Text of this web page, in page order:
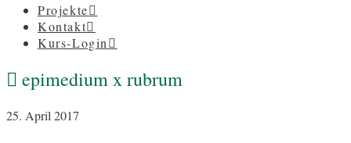
Projekte
Kontakt
Kurs-Login
epimedium x rubrum
25. April 2017